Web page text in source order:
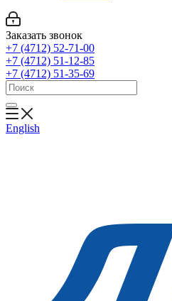
Заказать звонок
+7 (4712) 52-71-00
+7 (4712) 51-12-85
+7 (4712) 51-35-69
English